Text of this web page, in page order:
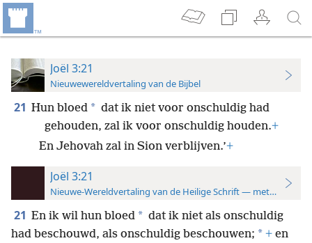
Joël 3:21
Nieuwewereldvertaling van de Bijbel
21 Hun bloed * dat ik niet voor onschuldig had
gehouden, zal ik voor onschuldig houden.+
En Jehovah zal in Sion verblijven.’+
Joël 3:21
Nieuwe-Wereldvertaling van de Heilige Schrift — met
21 En ik wil hun bloed * dat ik niet als onschuldig
had beschouwd, als onschuldig beschouwen; * + en